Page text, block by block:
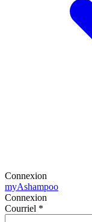
Connexion
myAshampoo
Connexion
Courriel *